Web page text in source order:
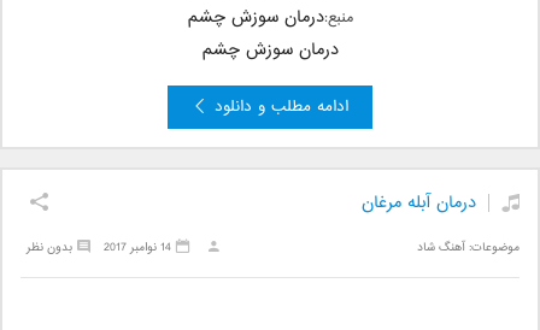
منبع:درمان سوزش چشم
درمان سوزش چشم
ادامه مطلب و دانلود
درمان آبله مرغان
موضوعات:آهنگ شاد بدون نظر 14 نوامبر 2017